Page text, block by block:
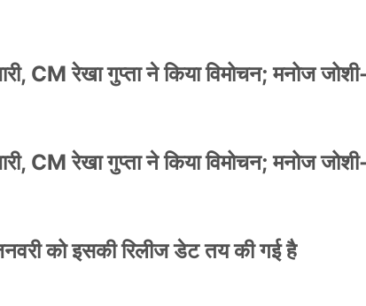
CM रेखा गुप्ता ने किया विमोचन; मनोज
CM रेखा गुप्ता ने किया विमोचन; मनोज
को इसकी रिलीज डेट तय की गई है